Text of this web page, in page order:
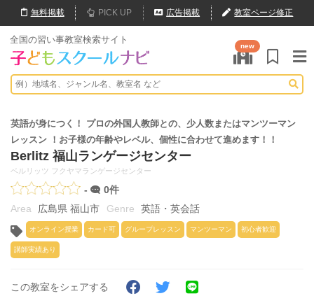
無料掲載 PICK UP 広告掲載 教室ページ修正
全国の習い事教室検索サイト
new
英語が身につく！ プロの外国人教師との、少人数またはマンツーマン
レッスン ！お子様の年齢やレベル、個性に合わせて進めます！！
Berlitz 福山ランゲージセンター
ベルリッツ フクヤマランゲージセンター
-
0件
広島県 福山市
英語・英会話
オンライン授業 カード可 グループレッスン マンツーマン 初心者歓迎
講師実績あり
この教室をシェアする